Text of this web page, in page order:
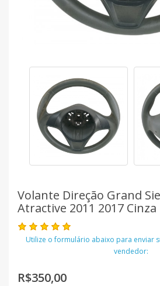
Volante Direção Grand
Atractive 2011 2017 Cinza
Utilize o formulário abaixo para enviar
vendedor:
R$350,00